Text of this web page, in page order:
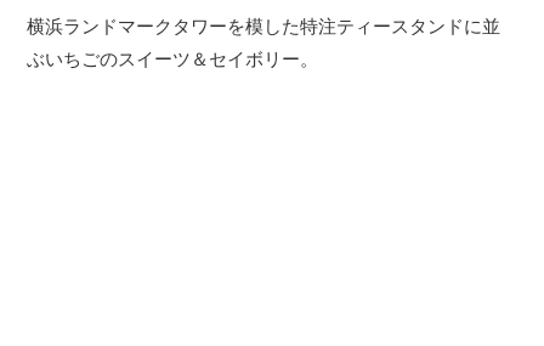
横浜ランドマークタワーを模した特注ティースタンドに並
ぶいちごのスイーツ＆セイボリー。